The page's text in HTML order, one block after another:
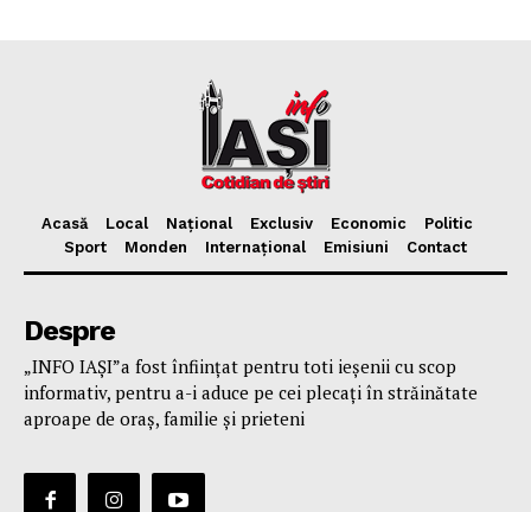
Acasă Local Național Exclusiv Economic
Politic
Sport
Monden Internațional Emisiuni Contact
Despre
„INFO IAȘI”a fost înfiinţat pentru toti ieşenii cu scop
informativ, pentru a-i aduce pe cei plecaţi în străinătate
aproape de oraş, familie și prieteni